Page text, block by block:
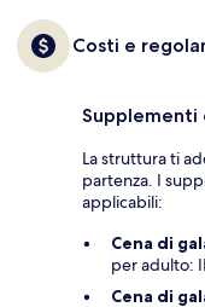
Costi e
La struttura ti
partenza. I
applicabili:
Cena di
per adulto:
Cena di